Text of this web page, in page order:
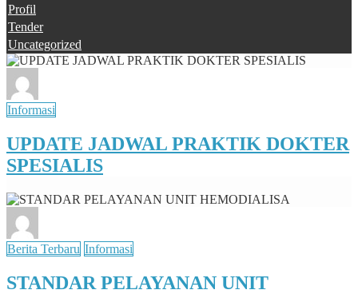
Profil
Tender
Uncategorized
Informasi
UPDATE JADWAL PRAKTIK DOKTER
SPESIALIS
Berita Terbaru Informasi
STANDAR PELAYANAN UNIT